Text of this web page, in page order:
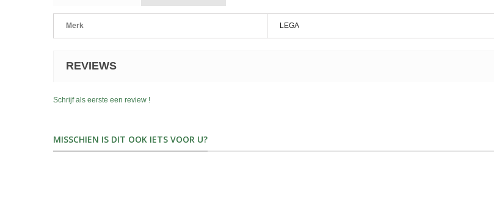
Merk LEGA
REVIEWS
Schrijf als eerste een review !
MISSCHIEN IS DIT OOK IETS VOOR U?